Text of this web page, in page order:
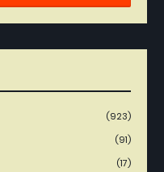
(923)
(91)
(17)